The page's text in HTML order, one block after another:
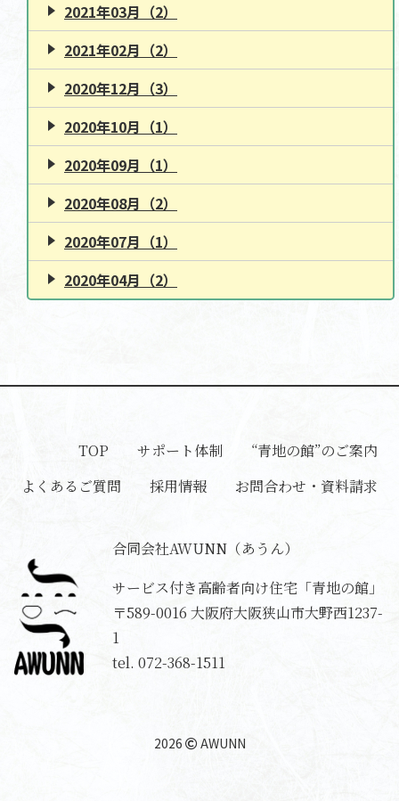
2021年03月（2）
2021年02月（2）
2020年12月（3）
2020年10月（1）
2020年09月（1）
2020年08月（2）
2020年07月（1）
2020年04月（2）
合同会社AWUNN（あうん）
サービス付き高齢者向け住宅「青地の館」
〒589-0016大阪府大阪狭山市大野西1237-
1
tel.072-368-1511
TOP サポート体制
“青地の館”のご案内
よくあるご質問
採用情報 お問合わせ・資料請求
2026 AWUNN